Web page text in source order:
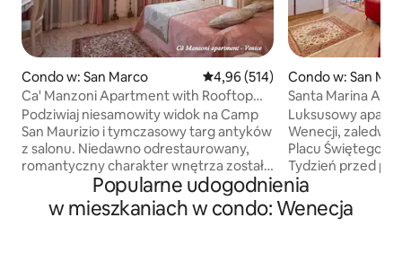
Condo w: San Marco Średnia ocena: 4,96 na 5, liczba
4,96 (514)
Ca' Manzoni Apartment with Rooftop
Terrace in San Marco
Podziwiaj niesamowity widok na Camp
San Maurizio i tymczasowy targ antyków
z salonu. Niedawno odrestaurowany,
romantyczny charakter wnętrza został
zachowany, tak jak to określa oryginalny
kominek i sufit z drewnianymi
kratownicami w sypialni. Apartament
Condo w: San
Santa Marina
Luksusowy
Wenecji,
Placu Świętego
Tydzień przed
poproszony(-a) o
dokumentu
o uiszczenie
Popularne udogodnienia
w mieszkaniach w condo: Wenecja